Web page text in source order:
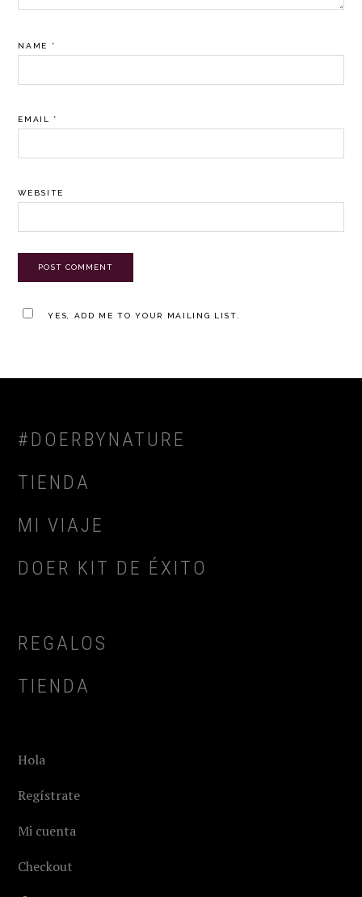
NAME *
EMAIL*
WEBSITE
YES, ADD ME TO YOUR MAILING LIST.
FOOTER
#DOERBYNATURE
TIENDA
MI VIAJE
DOER KIT DE ÉXITO
REGALOS
TIENDA
Hola
Regístrate
Mi cuenta
Checkout